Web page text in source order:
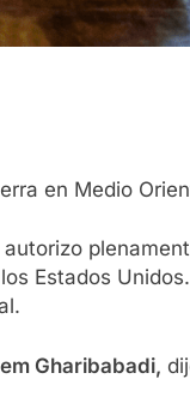
en Medio
Estados Unidos.
Gharibabadi,